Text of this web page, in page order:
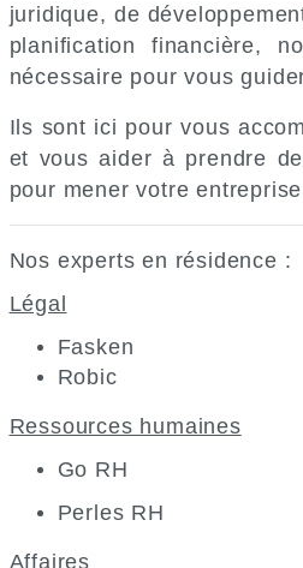
juridique, de
planification financière,
nécessaire pour vous
Ils sont ici pour vous
et vous aider à prendre
pour mener votre
Nos experts en résidence :
Légal
Fasken
Robic
Ressources humaines
Go RH
Perles RH
Affaires